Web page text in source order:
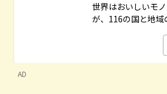
世界はおいしいモ
が、116の国と地域
AD